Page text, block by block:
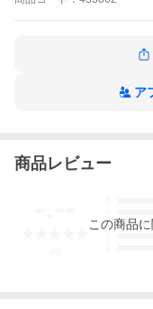
夫 お洒落 シンプル ス
パソコン PC 集中 疲れ
型 丸眼鏡 レトロ 黒 マ
付 学校支援 パラグア
ア
商品レビュー
3
この商品